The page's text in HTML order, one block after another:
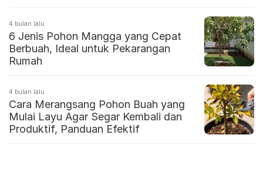
4 bulan lalu
6 Jenis Pohon Mangga yang Cepat
Berbuah, Ideal untuk Pekarangan
Rumah
4 bulan lalu
Cara Merangsang Pohon Buah yang
Mulai Layu Agar Segar Kembali dan
Produktif, Panduan Efektif